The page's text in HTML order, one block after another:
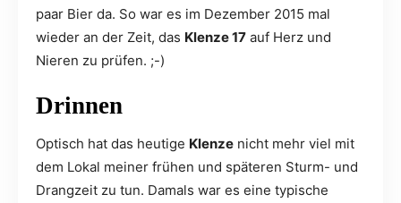
paar Bier da. So war es im Dezember 2015 mal
wieder an der Zeit, das Klenze 17 auf Herz und
Nieren zu prüfen. ;-)
Drinnen
Optisch hat das heutige Klenze nicht mehr viel mit
dem Lokal meiner frühen und späteren Sturm- und
Drangzeit zu tun. Damals war es eine typische